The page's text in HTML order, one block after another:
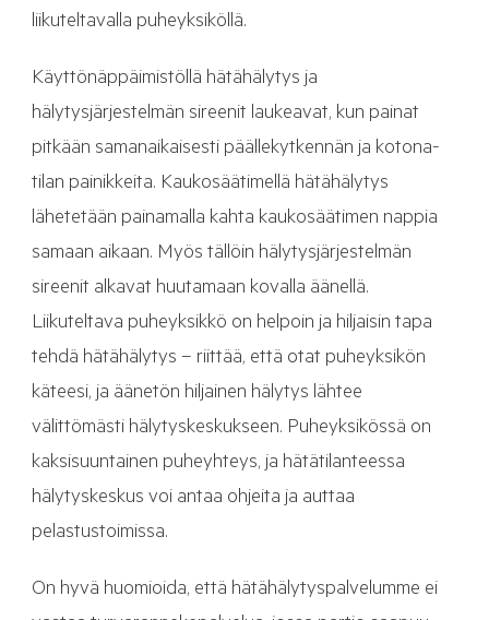
liikuteltavalla puheyksiköllä.
Käyttönäppäimistöllä hätähälytys ja
hälytysjärjestelmän sireenit laukeavat, kun painat
pitkään samanaikaisesti päällekytkennän ja kotona-
tilan painikkeita. Kaukosäätimellä hätähälytys
lähetetään painamalla kahta kaukosäätimen nappia
samaan aikaan. Myös tällöin hälytysjärjestelmän
sireenit alkavat huutamaan kovalla äänellä.
Liikuteltava puheyksikkö on helpoin ja hiljaisin tapa
tehdä hätähälytys – riittää, että otat puheyksikön
käteesi, ja äänetön hiljainen hälytys lähtee
välittömästi hälytyskeskukseen. Puheyksikössä on
kaksisuuntainen puheyhteys, ja hätätilanteessa
hälytyskeskus voi antaa ohjeita ja auttaa
pelastustoimissa.
On hyvä huomioida, että hätähälytyspalvelumme ei